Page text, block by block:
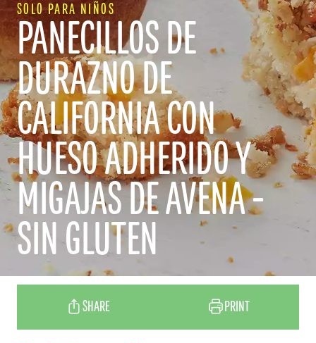
SOLO PARA NIÑOS
PANECILLOS DE
DURAZNO DE
CALIFORNIA CON
HUESO ADHERIDO Y
MIGAJAS DE AVENA -
SIN GLUTEN
SHARE PRINT